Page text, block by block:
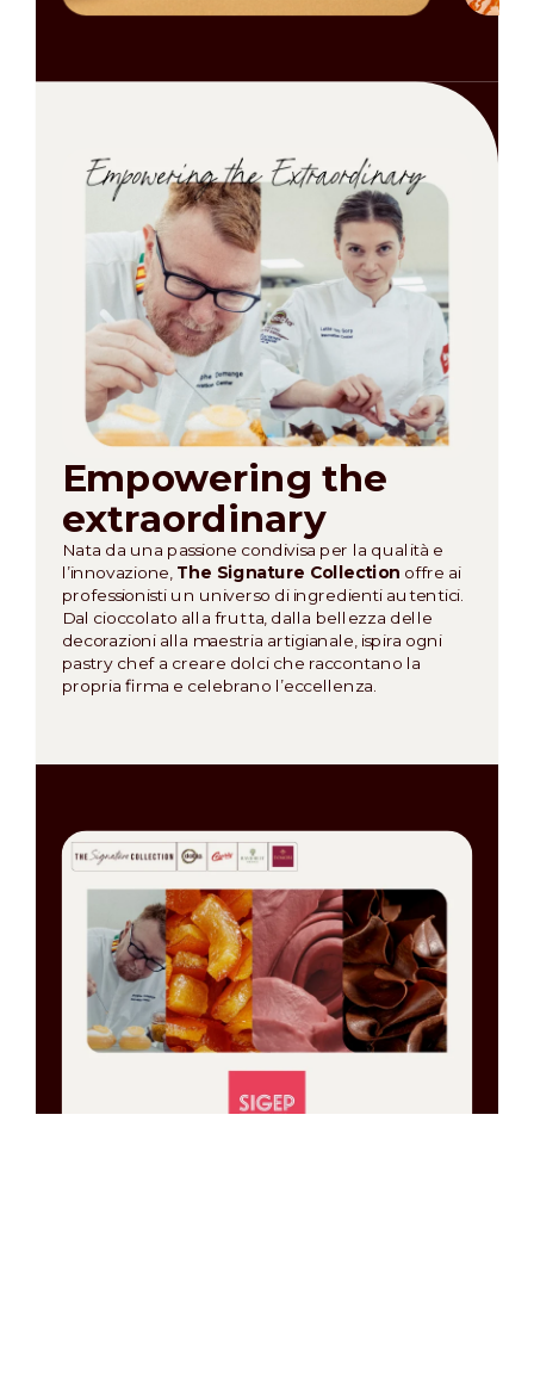
Empowering the
extraordinary
Nata da una passione condivisa per la qualità e
l’innovazione, The Signature Collection offre ai
professionisti un universo di ingredienti autentici.
Dal cioccolato alla frutta, dalla bellezza delle
decorazioni alla maestria artigianale, ispira ogni
pastry chef a creare dolci che raccontano la
propria firma e celebrano l’eccellenza.